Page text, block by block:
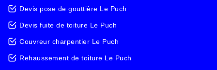
Devis pose de gouttière Le Puch
Devis fuite de toiture Le Puch
Couvreur charpentier Le Puch
Rehaussement de toiture Le Puch